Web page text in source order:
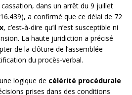
dans un arrêt du 9 juillet
a confirmé que ce délai de 72
, c’est-à-dire qu’il n’est susceptible ni
La haute juridiction a précisé
de la clôture de l’assemblée
du procès-verbal.
logique de célérité procédurale
prises dans des conditions